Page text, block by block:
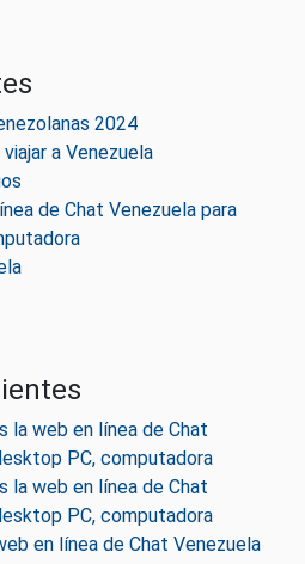
2024
a Venezuela
de Chat Venezuela para
la web en línea de Chat
PC, computadora
la web en línea de Chat
PC, computadora
en línea de Chat Venezuela